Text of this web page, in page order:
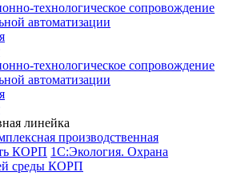
технологическое сопровождение
автоматизации
технологическое сопровождение
автоматизации
линейка
производственная
КОРП 1С:Экология. Охрана
среды КОРП